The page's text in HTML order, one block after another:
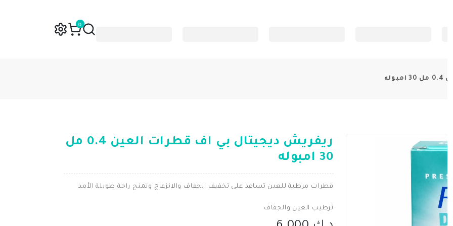
0
ريفريش ديجيتال بي اف قطرات العين 0.4 مل
30 امبوله
قطرات مرطبة للعين تساعد على تخفيف الجفاف والانزعاج وتمنح راحة طويلة الأمد
ترطيب العين والجفاف